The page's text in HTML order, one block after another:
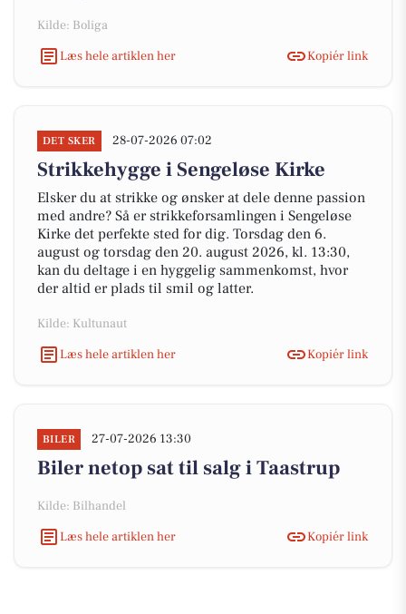
Kilde: Boliga
Læs hele artiklen her
Kopiér link
DET SKER 28-07-2026 07:02
Strikkehygge i Sengeløse Kirke
Elsker du at strikke og ønsker at dele denne passion
med andre? Så er strikkeforsamlingen i Sengeløse
Kirke det perfekte sted for dig. Torsdag den 6.
august og torsdag den 20. august 2026, kl. 13:30,
kan du deltage i en hyggelig sammenkomst, hvor
der altid er plads til smil og latter.
Kilde: Kultunaut
Læs hele artiklen her
Kopiér link
BILER 27-07-2026 13:30
Biler netop sat til salg i Taastrup
Kilde: Bilhandel
Læs hele artiklen her
Kopiér link